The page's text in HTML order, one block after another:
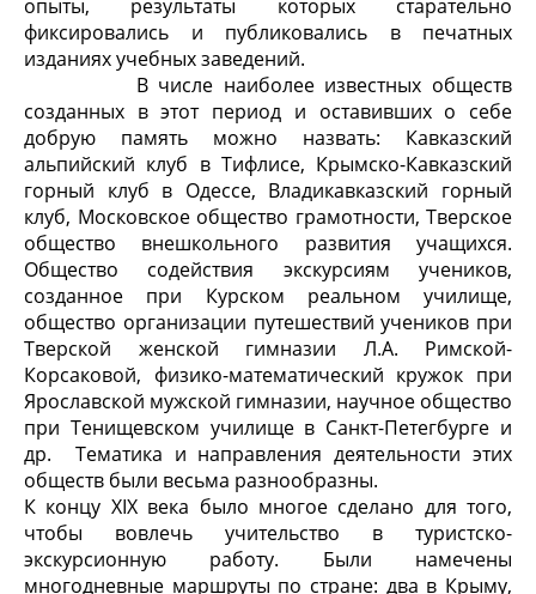
опыты, результаты которых старательно
фиксировались и публиковались в печатных
изданиях учебных заведений.
В числе наиболее известных обществ
созданных в этот период и оставивших о себе
добрую память можно назвать: Кавказский
альпийский клуб в Тифлисе, Крымско-Кавказский
горный клуб в Одессе, Владикавказский горный
клуб, Московское общество грамотности, Тверское
общество внешкольного развития учащихся.
Общество содействия экскурсиям учеников,
созданное при Курском реальном училище,
общество организации путешествий учеников при
Тверской женской гимназии Л.А. Римской-
Корсаковой, физико-математический кружок при
Ярославской мужской гимназии, научное общество
при Тенищевском училище в Санкт-Петегбурге и
др. Тематика и направления деятельности этих
обществ были весьма разнообразны.
К концу XIX века было многое сделано для того,
чтобы вовлечь учительство в туристско-
экскурсионную работу. Были намечены
многодневные маршруты по стране: два в Крыму,